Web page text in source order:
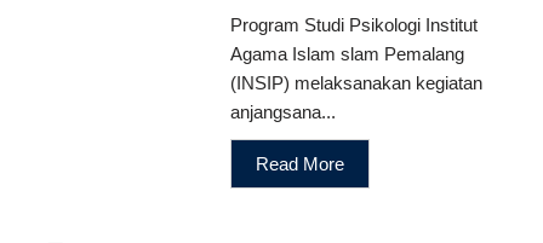
Program Studi Psikologi Institut
Agama Islam slam Pemalang
(INSIP) melaksanakan kegiatan
anjangsana...
Read More